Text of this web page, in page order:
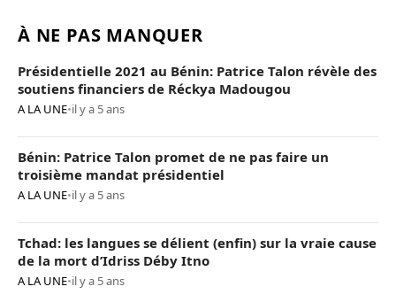
À NE PAS MANQUER
Présidentielle 2021 au Bénin: Patrice Talon révèle des
soutiens financiers de Réckya Madougou
A LA UNE•il y a 5 ans
Bénin: Patrice Talon promet de ne pas faire un
troisième mandat présidentiel
A LA UNE•il y a 5 ans
Tchad: les langues se délient (enfin) sur la vraie cause
de la mort d’Idriss Déby Itno
A LA UNE•il y a 5 ans